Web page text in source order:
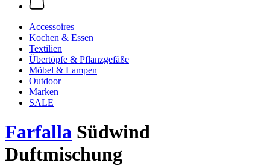
Accessoires
Kochen & Essen
Textilien
Übertöpfe & Pflanzgefäße
Möbel & Lampen
Outdoor
Marken
SALE
Farfalla Südwind
Duftmischung